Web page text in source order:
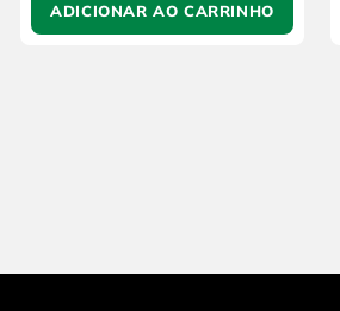
ADICIONAR AO CARRINHO